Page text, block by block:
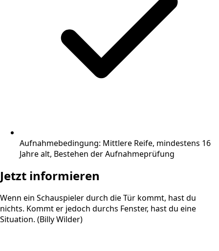
Aufnahmebedingung: Mittlere Reife, mindestens 16
Jahre alt, Bestehen der Aufnahmeprüfung
Jetzt informieren
Wenn ein Schauspieler durch die Tür kommt, hast du
nichts. Kommt er jedoch durchs Fenster, hast du eine
Situation. (Billy Wilder)